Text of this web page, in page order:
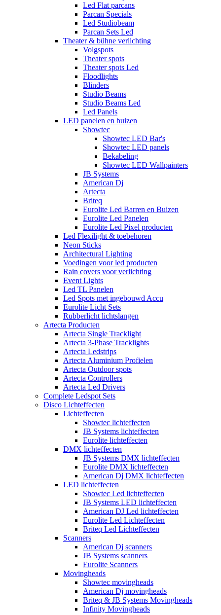
Led Flat parcans
Parcan Specials
Led Studiobeam
Parcan Sets Led
Theater & bühne verlichting
Volgspots
Theater spots
Theater spots Led
Floodlights
Blinders
Studio Beams
Studio Beams Led
Led Panels
LED panelen en buizen
Showtec
Showtec LED Bar's
Showtec LED panels
Bekabeling
Showtec LED Wallpainters
JB Systems
American Dj
Artecta
Briteq
Eurolite Led Barren en Buizen
Eurolite Led Panelen
Eurolite Led Pixel producten
Led Flexilight & toebehoren
Neon Sticks
Architectural Lighting
Voedingen voor led producten
Rain covers voor verlichting
Event Lights
Led TL Panelen
Led Spots met ingebouwd Accu
Eurolite Licht Sets
Rubberlicht lichtslangen
Artecta Producten
Artecta Single Tracklight
Artecta 3-Phase Tracklights
Artecta Ledstrips
Artecta Aluminium Profielen
Artecta Outdoor spots
Artecta Controllers
Artecta Led Drivers
Complete Ledspot Sets
Disco Lichteffecten
Lichteffecten
Showtec lichteffecten
JB Systems lichteffecten
Eurolite lichteffecten
DMX lichteffecten
JB Systems DMX lichteffecten
Eurolite DMX lichteffecten
American Dj DMX lichteffecten
LED lichteffecten
Showtec Led lichteffecten
JB Systems LED lichteffecten
American DJ Led lichteffecten
Eurolite Led Lichteffecten
Briteq Led Lichteffecten
Scanners
American Dj scanners
JB Systems scanners
Eurolite Scanners
Movingheads
Showtec movingheads
American Dj movingheads
Briteq & JB Systems Movingheads
Infinity Movingheads